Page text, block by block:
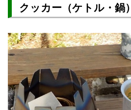
クッカー（ケトル・鍋）